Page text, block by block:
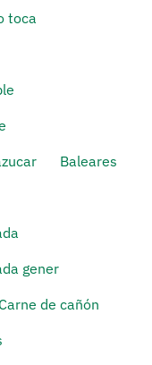
toca
Baleares
gener
Carne de cañón